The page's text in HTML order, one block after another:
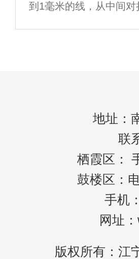
管道稀释淤泥。高压水
灌
到1毫米的线，从中间
侧把两头向不同的方向
地址：
联
栖霞区：
鼓楼区：
手机
网址
版权所有：江